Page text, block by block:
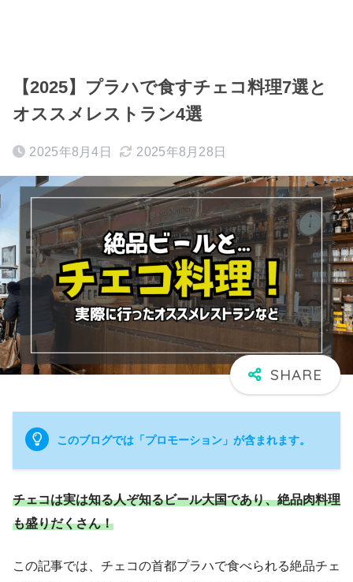
【2025】プラハで食すチェコ料理7選と
オススメレストラン4選
2025年8月4日 2025年8月28日
このブログでは「プロモーション」が含まれます。
チェコは実は知る人ぞ知るビール大国であり、絶品肉料理
も盛りだくさん！
この記事では、チェコの首都プラハで食べられる絶品チェ